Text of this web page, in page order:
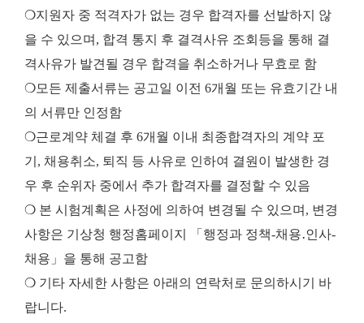
❍지원자 중 적격자가 없는 경우 합격자를 선발하지 않
을 수 있으며, 합격 통지 후 결격사유 조회등을 통해 결
격사유가 발견될 경우 합격을 취소하거나 무효로 함
❍모든 제출서류는 공고일 이전 6개월 또는 유효기간 내
의 서류만 인정함
❍근로계약 체결 후 6개월 이내 최종합격자의 계약 포
기, 채용취소, 퇴직 등 사유로 인하여 결원이 발생한 경
우 후 순위자 중에서 추가 합격자를 결정할 수 있음
❍ 본 시험계획은 사정에 의하여 변경될 수 있으며, 변경
사항은 기상청 행정홈페이지 「행정과 정책-채용․인사-
채용」을 통해 공고함
❍ 기타 자세한 사항은 아래의 연락처로 문의하시기 바
랍니다.